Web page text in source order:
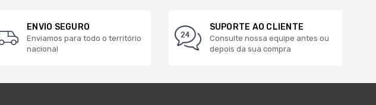
ENVIO SEGURO
Enviamos para todo o território
nacional
SUPORTE AO CLIENTE
Consulte nossa equipe antes ou
depois da sua compra